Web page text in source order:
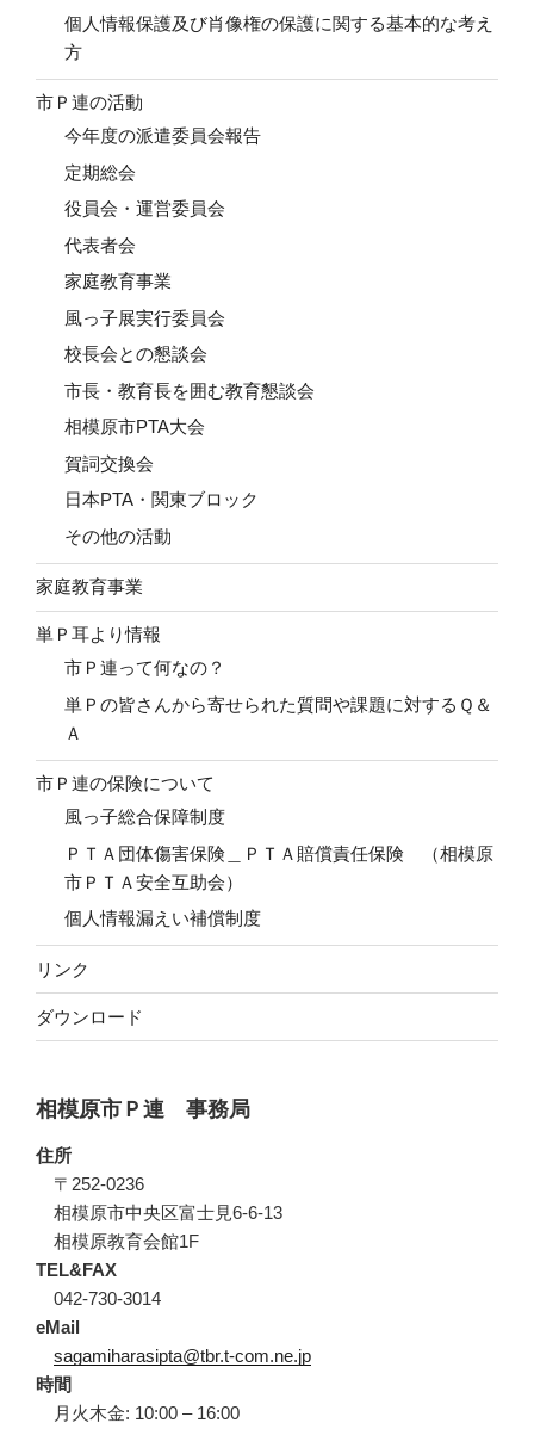
個人情報保護及び肖像権の保護に関する基本的な考え
方
市Ｐ連の活動
今年度の派遣委員会報告
定期総会
役員会・運営委員会
代表者会
家庭教育事業
風っ子展実行委員会
校長会との懇談会
市長・教育長を囲む教育懇談会
相模原市PTA大会
賀詞交換会
日本PTA・関東ブロック
その他の活動
家庭教育事業
単Ｐ耳より情報
市Ｐ連って何なの？
単Ｐの皆さんから寄せられた質問や課題に対するＱ＆
Ａ
市Ｐ連の保険について
風っ子総合保障制度
ＰＴＡ団体傷害保険＿ＰＴＡ賠償責任保険 （相模原
市ＰＴＡ安全互助会）
個人情報漏えい補償制度
リンク
ダウンロード
相模原市Ｐ連 事務局
住所
〒252-0236
相模原市中央区富士見6-6-13
相模原教育会館1F
TEL&FAX
042-730-3014
eMail
sagamiharasipta@tbr.t-com.ne.jp
時間
月火木金: 10:00 – 16:00